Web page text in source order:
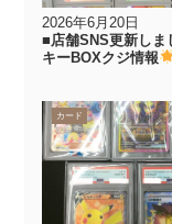
2026年6月20日
■店舗SNS更新しま
キーBOXクジ情報
カード